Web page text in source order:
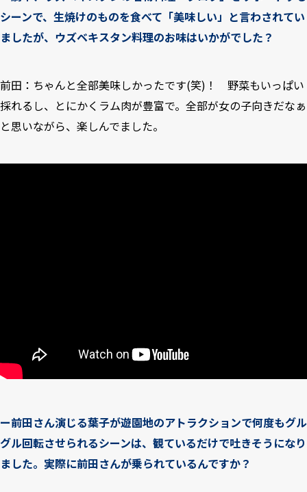
シーンで、生焼けのものを食べて「美味しい」と言わされてい
ましたが、ウズベキスタン料理のお味はいかがでした？
前田：ちゃんと全部美味しかったです(笑)！ 野菜もいっぱい
採れるし、とにかくラム肉が豊富で。全部が女の子向きだなぁ
と思いながら、楽しんでました。
ー前田さん演じる葉子が遊園地のアトラクションで何度もグル
グル回転させられるシーンは、観ているだけで吐きそうになり
ました。実際に前田さんが乗られているんですか？